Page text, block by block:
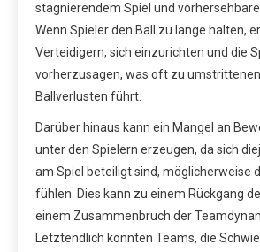
stagnierendem Spiel und
Wenn Spieler den Ball zu lange halten,
Verteidigern, sich einzurichten und die
vorherzusagen, was oft zu
Ballverlusten führt.
Darüber hinaus kann ein Mangel an
unter den Spielern erzeugen, da sich
am Spiel beteiligt sind, möglicherweise
fühlen. Dies kann zu einem Rückgang
einem Zusammenbruch der
Letztendlich könnten Teams, die